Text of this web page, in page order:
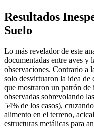
Resultados
Suelo
Lo más revelador de este
documentadas entre aves y
observaciones. Contrario a
solo desvirtuaron la idea
que mostraron un patrón
observadas sobrevolando
54% de los casos),
alimento en el terreno,
estructuras metálicas para